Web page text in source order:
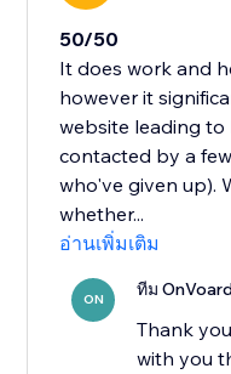
50/50
It does work and
however it
website leading to
contacted by a
who've given up).
whether...
อ่านเพิ่มเติม
ON ทีม
Thank
with you